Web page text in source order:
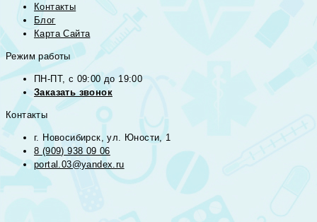
Контакты
Блог
Карта Сайта
Режим работы
ПН-ПТ, с 09:00 до 19:00
Заказать звонок
Контакты
г. Новосибирск, ул. Юности, 1
8 (909) 938 09 06
portal.03@yandex.ru